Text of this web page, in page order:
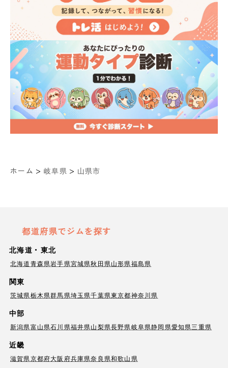
ホーム > 岐阜県 > 山県市
都道府県でジムを探す
北海道・東北
北海道青森県岩手県宮城県秋田県山形県福島県
関東
茨城県栃木県群馬県埼玉県千葉県東京都神奈川県
中部
新潟県富山県石川県福井県山梨県長野県岐阜県静岡県愛知県三重県
近畿
滋賀県京都府大阪府兵庫県奈良県和歌山県